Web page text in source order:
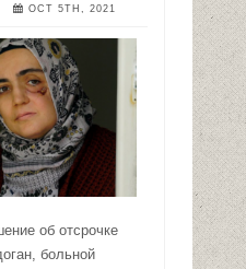
OCT 5TH, 2021
об отсрочке
больной